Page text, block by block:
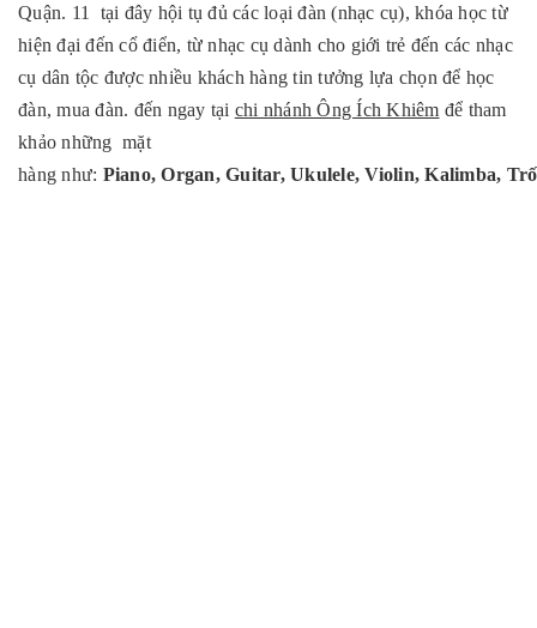
Quận. 11 tại đây hội tụ đủ các loại đàn (nhạc cụ), khóa học từ
hiện đại đến cổ điển, từ nhạc cụ dành cho giới trẻ đến các nhạc
cụ dân tộc được nhiều khách hàng tin tưởng lựa chọn để học
đàn, mua đàn. đến ngay tại chi nhánh Ông Ích Khiêm để tham
khảo những mặt
hàng như: Piano,Organ, Guitar, Ukulele,Violin,Kalimba,